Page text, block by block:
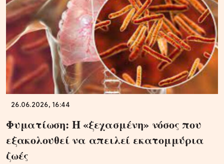
26.06.2026, 16:44
Φυματίωση: Η «ξεχασμένη» νόσος που
εξακολουθεί να απειλεί εκατομμύρια
ζωές